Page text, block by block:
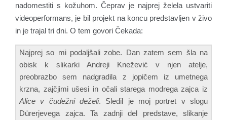
nadomestiti s kožuhom. Čeprav je najprej želela ustvariti
videoperformans, je bil projekt na koncu predstavljen v živo
in je trajal tri dni. O tem govori Čekada:
Najprej so mi podaljšali zobe. Dan zatem sem šla na
obisk k slikarki Andreji Knežević v njen atelje,
preobrazbo sem nadgradila z jopičem iz umetnega
krzna, zajčjimi ušesi in očali starega modrega zajca iz
Alice v čudežni deželi. Sledil je moj portret v slogu
Dürerjevega zajca. Ta zadnji del predstave, slikanje